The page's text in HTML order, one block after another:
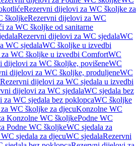
Rezervni dijelovi za WC školjke za
školjkeRezervni dijelovi za WC
za WC školjke od sanitarne
Rezervni dijelovi za WC sjedalaWC
WC sjedalaWC školjke u izvedbi
WC školjke u izvedbi ComfortWC
dijelovi za WC školjke, povišeneWC
dijelovi za WC školjke, produljeneWC
Rezervni dijelovi za WC sjedala u izvedbi
dijelovi za WC sjedalaWC sjedala bez
WC sjedala bez poklopcaWC školjke
WC školjke za djecuKonzolne WC
Konzolne WC školjkePodne WC
Podne WC školjkeWC sjedala za
sjedala za djecuWC sjedalaRezervni